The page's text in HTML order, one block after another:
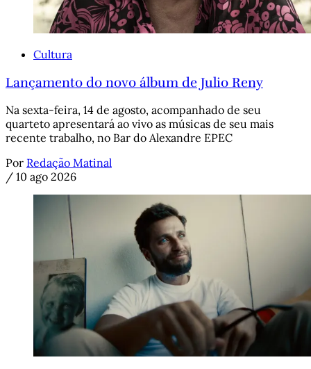
Cultura
Lançamento do novo álbum de Julio Reny
Na sexta-feira, 14 de agosto, acompanhado de seu
quarteto apresentará ao vivo as músicas de seu mais
recente trabalho, no Bar do Alexandre EPEC
Por Redação Matinal
/ 10 ago 2026